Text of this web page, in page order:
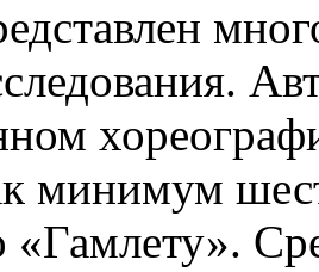
минимум
«Гамлету».